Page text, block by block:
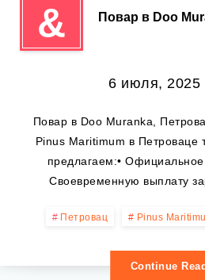
& Повар в Doo
6 июля, 2025
Повар в Doo Muranka,
Pinus Maritimum в Петроваце
предлагаем:• Официальное
Своевременную выплату
Петровац Pinus
Continue